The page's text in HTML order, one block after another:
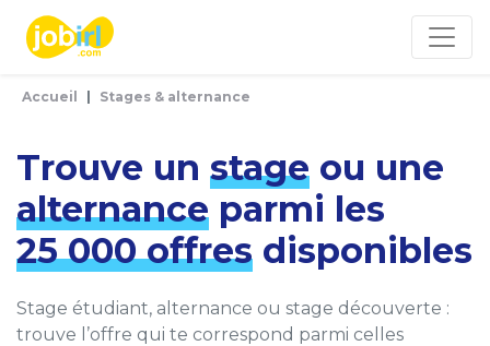
Accueil Stages & alternance
Trouve un stage ou une
alternance parmi les
25 000 offres disponibles
Stage étudiant, alternance ou stage découverte :
trouve l’offre qui te correspond parmi celles
Panneau de gestion des cookies